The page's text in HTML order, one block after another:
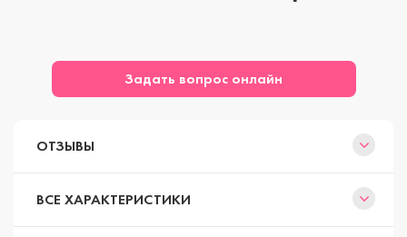
Задать вопрос онлайн
ОТЗЫВЫ
ВСЕ ХАРАКТЕРИСТИКИ